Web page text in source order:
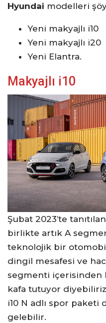
Hyundai modelleri
Yeni makyajlı i10
Yeni makyajlı i20
Yeni Elantra.
Makyajlı i10
Şubat 2023’te
birlikte artık A
teknolojik bir
dingil mesafesi ve
segmenti içerisinden
kafa tutuyor
i10 N adlı spor
gelebilir.